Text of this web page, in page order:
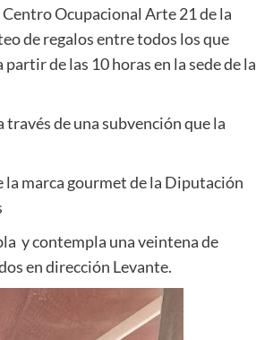
Ocupacional Arte 21 de la
de regalos entre todos los que
de las 10 horas en la sede de la
de una subvención que la
la marca gourmet de la Diputación
y contempla una veintena de
en dirección Levante.